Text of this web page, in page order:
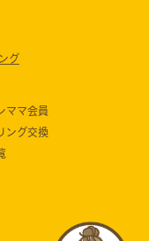
グ
ママ会員
ング交換